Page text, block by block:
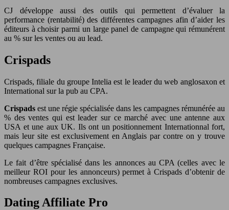
CJ développe aussi des outils qui permettent d’évaluer la
performance (rentabilité) des différentes campagnes afin d’aider les
éditeurs à choisir parmi un large panel de campagne qui rémunérent
au % sur les ventes ou au lead.
Crispads
Crispads, filiale du groupe Intelia est le leader du web anglosaxon et
International sur la pub au CPA.
Crispads est une régie spécialisée dans les campagnes rémunérée au
% des ventes qui est leader sur ce marché avec une antenne aux
USA et une aux UK. Ils ont un positionnement Internationnal fort,
mais leur site est exclusivement en Anglais par contre on y trouve
quelques campagnes Française.
Le fait d’être spécialisé dans les annonces au CPA (celles avec le
meilleur ROI pour les annonceurs) permet à Crispads d’obtenir de
nombreuses campagnes exclusives.
Dating Affiliate Pro